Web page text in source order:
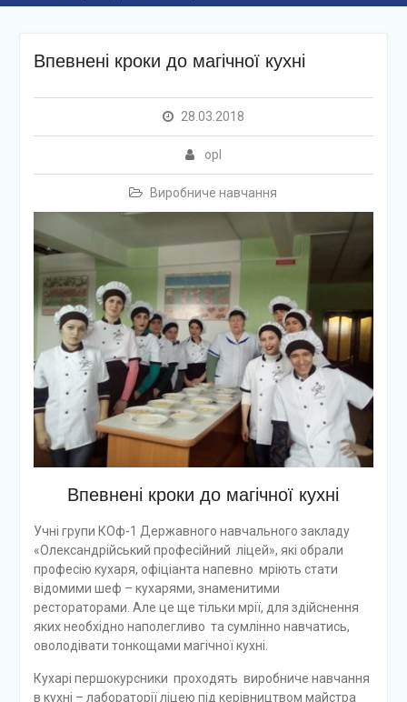
Впевнені кроки до магічної кухні
28.03.2018
opl
Виробниче навчання
Впевнені кроки до магічної кухні
Учні групи КОф-1 Державного навчального закладу
«Олександрійський професійний ліцей», які обрали
професію кухаря, офіціанта напевно мріють стати
відомими шеф – кухарями, знаменитими
рестораторами. Але це ще тільки мрії, для здійснення
яких необхідно наполегливо та сумлінно навчатись,
оволодівати тонкощами магічної кухні.
Кухарі першокурсники проходять виробниче навчання
в кухні – лабораторії ліцею під керівництвом майстра